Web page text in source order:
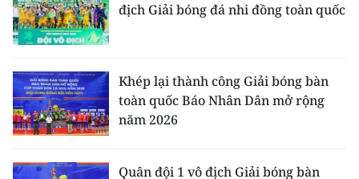
địch Giải bóng đá nhi đồng toàn quốc
Khép lại thành công Giải bóng bàn
toàn quốc Báo Nhân Dân mở rộng
năm 2026
Quân đội 1 vô địch Giải bóng bàn